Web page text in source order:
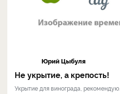
Юрий Цыбуля
Не укрытие, а крепость!
Укрытие для винограда, рекомендую....